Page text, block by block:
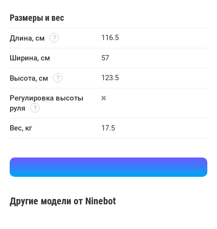
Размеры и вес
Длина, см 116.5
Ширина, см 57
Высота, см 123.5
Регулировка высоты
руля
Вес, кг 17.5
Другие модели от Ninebot